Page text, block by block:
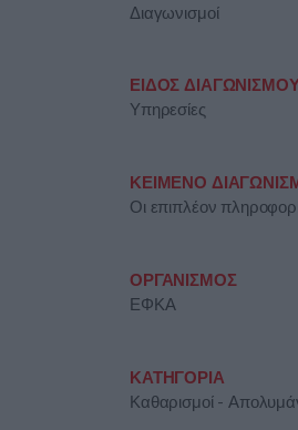
Διαγωνισμοί
ΕΙΔΟΣ
Υπηρεσίες
ΚΕΙΜΕΝΟ
Οι επιπλέον
ΟΡΓΑΝΙΣΜΟΣ
ΕΦΚΑ
ΚΑΤΗΓΟΡΙΑ
Καθαρισμοί -